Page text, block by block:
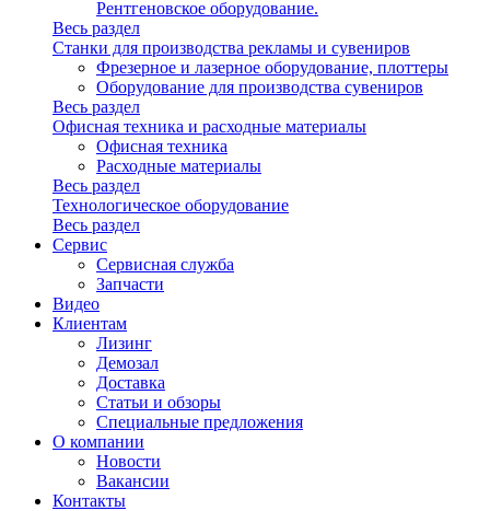
Рентгеновское оборудование.
Весь раздел
Станки для производства рекламы и сувениров
Фрезерное и лазерное оборудование, плоттеры
Оборудование для производства сувениров
Весь раздел
Офисная техника и расходные материалы
Офисная техника
Расходные материалы
Весь раздел
Технологическое оборудование
Весь раздел
Сервис
Сервисная служба
Запчасти
Видео
Клиентам
Лизинг
Демозал
Доставка
Статьи и обзоры
Специальные предложения
О компании
Новости
Вакансии
Контакты